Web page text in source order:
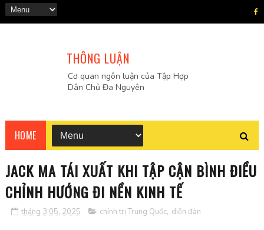
THÔNG LUẬN
Cơ quan ngôn luận của Tập Hợp
Dân Chủ Đa Nguyên
HOME
JACK MA TÁI XUẤT KHI TẬP CẬN BÌNH ĐIỀU
CHỈNH HƯỚNG ĐI NỀN KINH TẾ
tháng 3 05, 2025 chính trị Trung Quốc, diễn đàn